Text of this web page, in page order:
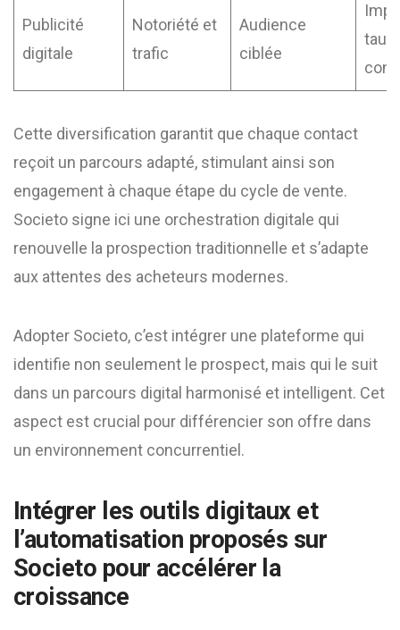
Publicité
digitale
Notoriété et
trafic
Audience
ciblée
taux
Cette diversification garantit que chaque contact
reçoit un parcours adapté, stimulant ainsi son
engagement à chaque étape du cycle de vente.
Societo signe ici une orchestration digitale qui
renouvelle la prospection traditionnelle et s’adapte
aux attentes des acheteurs modernes.
Adopter Societo, c’est intégrer une plateforme qui
identifie non seulement le prospect, mais qui le suit
dans un parcours digital harmonisé et intelligent. Cet
aspect est crucial pour différencier son offre dans
un environnement concurrentiel.
Intégrer les outils digitaux et
l’automatisation proposés sur
Societo pour accélérer la
croissance